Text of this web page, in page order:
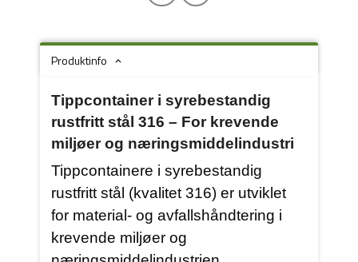
Produktinfo
Tippcontainer i syrebestandig
rustfritt stål 316 – For krevende
miljøer og næringsmiddelindustri
Tippcontainere i syrebestandig
rustfritt stål (kvalitet 316) er utviklet
for material- og avfallshåndtering i
krevende miljøer og